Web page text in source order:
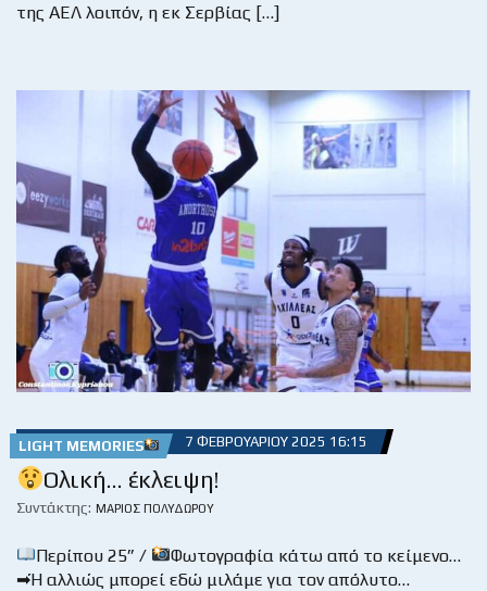
της ΑΕΛ λοιπόν, η εκ Σερβίας […]
LIGHT MEMORIES 7 ΦΕΒΡΟΥΑΡΊΟΥ 2025 16:15
Ολική… έκλειψη!
Συντάκτης: ΜΆΡΙΟΣ ΠΟΛΥΔΏΡΟΥ
Περίπου 25” /
Φωτογραφία κάτω από το κείμενο…
➡Ή αλλιώς μπορεί εδώ μιλάμε για τον απόλυτο…